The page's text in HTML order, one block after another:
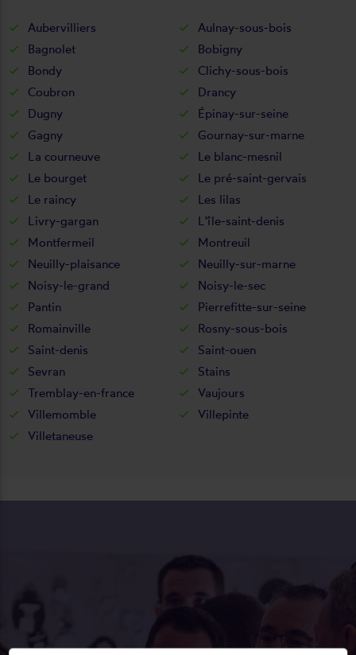
Aubervilliers
Aulnay-sous-bois
Bagnolet
Bobigny
Bondy
Clichy-sous-bois
Coubron
Drancy
Dugny
Épinay-sur-seine
Gagny
Gournay-sur-marne
La courneuve
Le blanc-mesnil
Le bourget
Le pré-saint-gervais
Le raincy
Les lilas
Livry-gargan
L'île-saint-denis
Montfermeil
Montreuil
Neuilly-plaisance
Neuilly-sur-marne
Noisy-le-grand
Noisy-le-sec
Pantin
Pierrefitte-sur-seine
Romainville
Rosny-sous-bois
Saint-denis
Saint-ouen
Sevran
Stains
Tremblay-en-france
Vaujours
Villemomble
Villepinte
Villetaneuse